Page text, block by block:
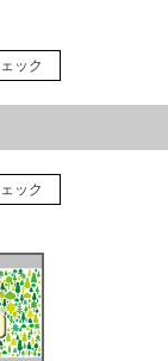
ック
ック